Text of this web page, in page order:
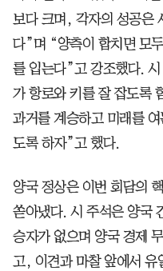
보다 크며, 각자의 성공은
다”며 “양측이 합치면 모
를 입는다”고 강조했다.
가 항로와 키를 잘 잡도록
과거를 계승하고 미래를
도록 하자”고 했다.
양국 정상은 이번 회담의
쏟아냈다. 시 주석은 양국
승자가 없으며 양국 경제
고, 이견과 마찰 앞에서 유